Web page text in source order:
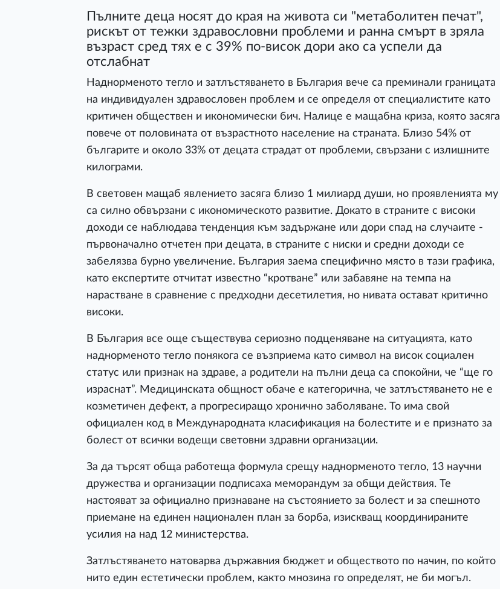
Пълните деца носят до края на живота си "метаболитен печат",
рискът от тежки здравословни проблеми и ранна смърт в зряла
възраст сред тях е с 39% по-висок дори ако са успели да
отслабнат
Наднорменото тегло и затлъстяването в България вече са преминали границата
на индивидуален здравословен проблем и се определя от специалистите като
критичен обществен и икономически бич. Налице е мащабна криза, която засяга
повече от половината от възрастното население на страната. Близо 54% от
българите и около 33% от децата страдат от проблеми, свързани с излишните
килограми.
В световен мащаб явлението засяга близо 1 милиард души, но проявленията му
са силно обвързани с икономическото развитие. Докато в страните с високи
доходи се наблюдава тенденция към задържане или дори спад на случаите -
първоначално отчетен при децата, в страните с ниски и средни доходи се
забелязва бурно увеличение. България заема специфично място в тази графика,
като експертите отчитат известно “кротване” или забавяне на темпа на
нарастване в сравнение с предходни десетилетия, но нивата остават критично
високи.
В България все още съществува сериозно подценяване на ситуацията, като
наднорменото тегло понякога се възприема като символ на висок социален
статус или признак на здраве, а родители на пълни деца са спокойни, че “ще го
израснат”. Медицинската общност обаче е категорична, че затлъстяването не е
козметичен дефект, а прогресиращо хронично заболяване. То има свой
официален код в Международната класификация на болестите и е признато за
болест от всички водещи световни здравни организации.
За да търсят обща работеща формула срещу наднорменото тегло, 13 научни
дружества и организации подписаха меморандум за общи действия. Те
настояват за официално признаване на състоянието за болест и за спешното
приемане на единен национален план за борба, изискващ координираните
усилия на над 12 министерства.
Затлъстяването натоварва държавния бюджет и обществото по начин, по който
нито един естетически проблем, както мнозина го определят, не би могъл.